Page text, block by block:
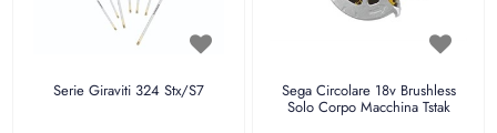
Serie Giraviti 324 Stx/S7 Sega Circolare 18v Brushless
Solo Corpo Macchina Tstak